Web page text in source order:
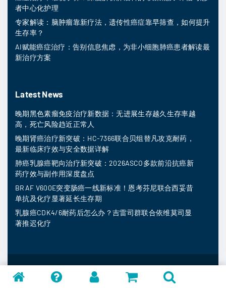
者中心化护理
专家解读：脑肿瘤靠新疗法，遗传性癌症靠早筛查，如何提升
生存率？
AI赋能癌症治疗：告别信息焦虑，为非小细胞肺癌患者解读最
新治疗方案
Latest News
晚期黑色素瘤免疫治疗新数据：无进展生存越久生存率越
高，死亡风险趋近正常人
晚期肾癌治疗新突破：HC-7366联合贝组替凡攻克耐药，
最新临床疗效与安全数据详解
肺癌乳腺癌靶向治疗新突破：2026ASCO多款前沿抗癌新
药疗效与副作用深度盘点
BRAF V600E突变肠癌一线新标准！恩考芬尼联合西妥昔
单抗及化疗显著延长生存期
乳腺癌CDK4/6耐药后怎么办？吉雷司群联合依维莫司显
著推迟化疗
MedFind © 2026